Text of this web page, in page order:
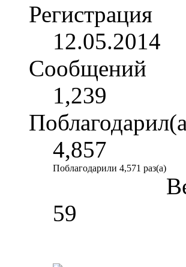
Регистрация
12.05.2014
Сообщений
1,239
4,857
Поблагодарили 4,571 раз(а)
59